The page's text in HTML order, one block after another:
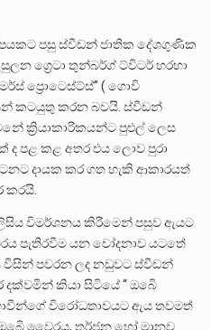
පසු ස්වීඩන් ජාතික දේශගුණික
ග්‍රෙටා තුන්බර්ග් ට්විටර් හරහා
ප්‍රොටෙස්ට්ස්” ( ගොවි
කටයුතු කරන බවයි. ස්වීඩන්
ක්‍රියාකාරිකයන්ට පුළුල් ලෙස
ද පළ කළ අතර එය ලොව පුරා
දායක කර ගත හැකි ආකාරයත්
කරයි.
විමර්ශනය කිරීමෙන් පසුව ඇයට
පැතිරවීම යන චෝදනාව යටතේ
පවරන ලද නඩුවට ස්වීඩන්
දක්වමින් කියා සිටියේ “ ඔබෙි
විරෝධතාවයට ඇය තවමත්
ඔබෙි වෛරය, තර්ජන හෝ මානව